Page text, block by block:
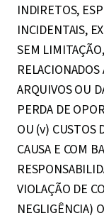
INDIRETOS,
INCIDENTAIS,
SEM
ARQUIVOS OU
PERDA DE
OU (v) CUSTOS
CAUSA E COM
VIOLAÇÃO DE
NEGLIGÊNCIA)